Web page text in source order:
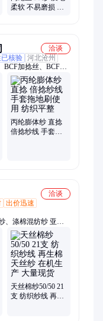
柔软 不易磨损 适
洽谈
核验 河北沧州
BCF加捻丝、BCF直
BCF纱、门窗密封毛
锦纶BCF纱、过滤纱
丙纶膨体纱 直捻
倍捻纱线 手套拖
洽谈
出价迅速
、涤棉混纺纱 亚麻
天丝棉纱50/50 21
支 纺织纱线 再生